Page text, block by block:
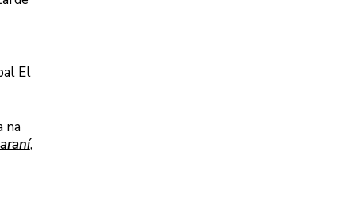
El
na
,